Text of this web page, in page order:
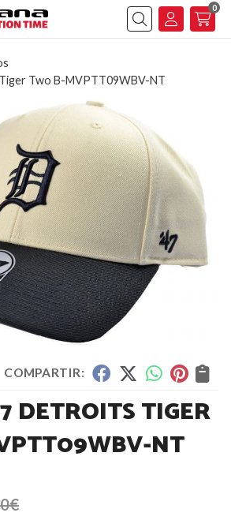
Buscar
0
Two B-MVPTT09WBV-NT
COMPARTIR:
DETROITS TIGER
NT
€